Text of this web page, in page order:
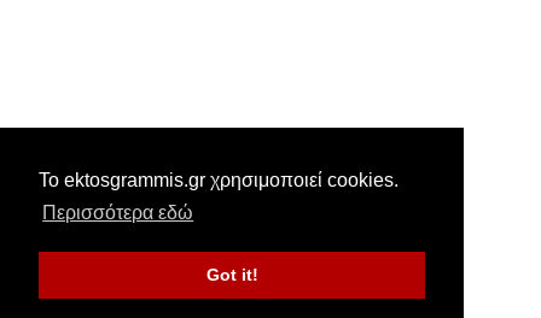
Το ektosgrammis.gr χρησιμοποιεί cookies.
Περισσότερα εδώ
Got it!